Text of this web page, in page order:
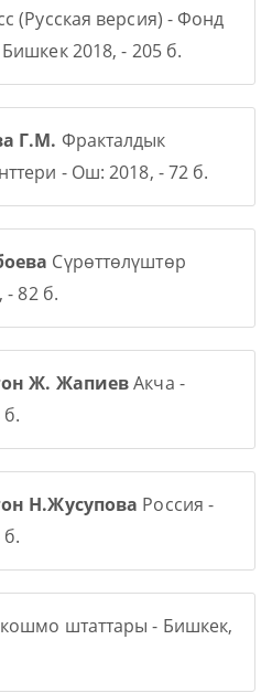
(Русская версия) - Фонд
2018, - 205 б.
Г.М. Фракталдык
- Ош: 2018, - 72 б.
Сүрөттөлүштөр
82 б.
Ж. ЖапиевАкча -
б.
Н.Жусупова Россия -
б.
штаттары - Бишкек,